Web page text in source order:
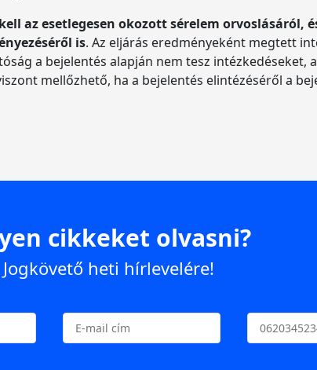
az esetlegesen okozott sérelem orvoslásáról,
is. Az eljárás eredményeként megtett
a bejelentés alapján nem tesz
mellőzhető, ha a bejelentés elintézéséről a
cikkeket olvasni?
heti hírlevelére!